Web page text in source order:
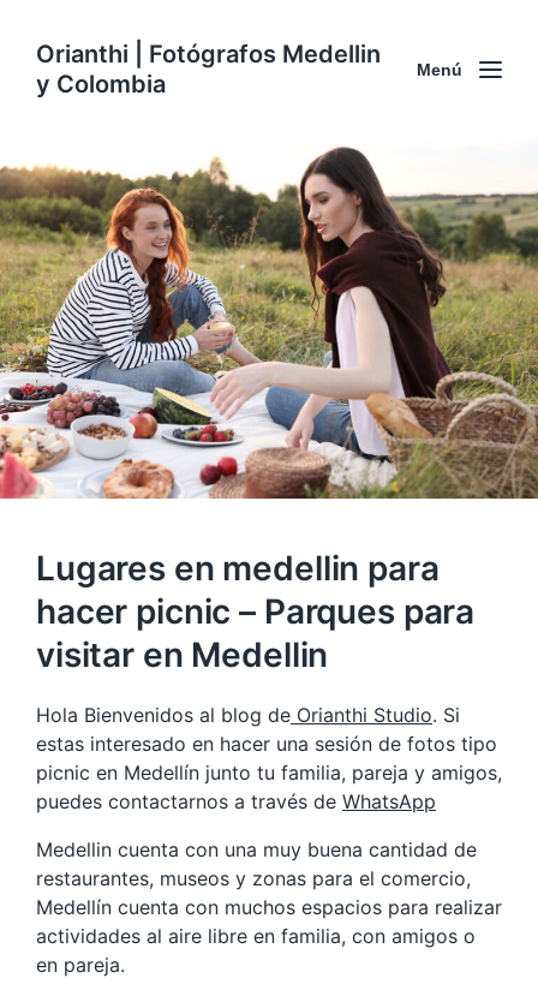
Orianthi | Fotógrafos Medellin
y Colombia
Menú
Lugares en medellin para
hacer picnic – Parques para
visitar en Medellin
Hola Bienvenidos al blog de Orianthi Studio. Si
estas interesado en hacer una sesión de fotos tipo
picnic en Medellín junto tu familia, pareja y amigos,
puedes contactarnos a través de WhatsApp
Medellin cuenta con una muy buena cantidad de
restaurantes, museos y zonas para el comercio,
Medellín cuenta con muchos espacios para realizar
actividades al aire libre en familia, con amigos o
en pareja.